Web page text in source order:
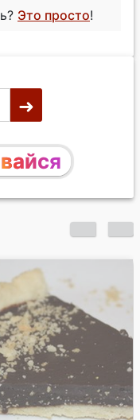
Это просто!